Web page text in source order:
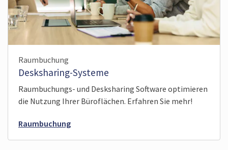
Raumbuchung
Desksharing-Systeme
Raumbuchungs- und Desksharing Software optimieren
die Nutzung Ihrer Büroflächen. Erfahren Sie mehr!
Raumbuchung